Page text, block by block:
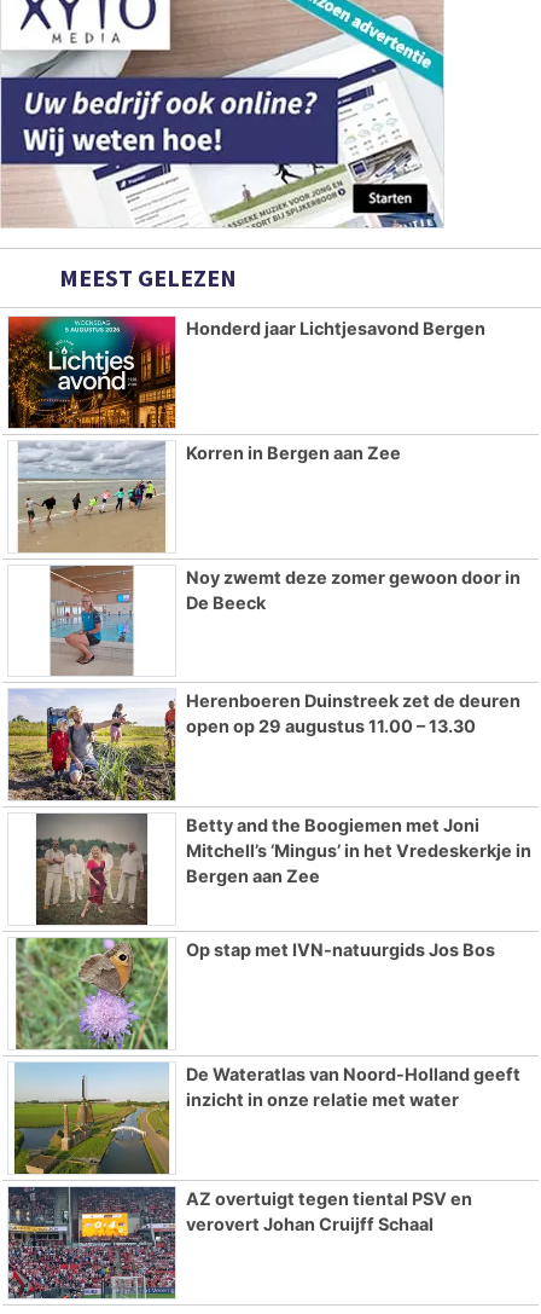
MEEST GELEZEN
Honderd jaar Lichtjesavond Bergen
Korren in Bergen aan Zee
Noy zwemt deze zomer gewoon door in
De Beeck
Herenboeren Duinstreek zet de deuren
open op 29 augustus 11.00 – 13.30
Betty and the Boogiemen met Joni
Mitchell’s ‘Mingus’ in het Vredeskerkje in
Bergen aan Zee
Op stap met IVN-natuurgids Jos Bos
De Wateratlas van Noord-Holland geeft
inzicht in onze relatie met water
AZ overtuigt tegen tiental PSV en
verovert Johan Cruijff Schaal